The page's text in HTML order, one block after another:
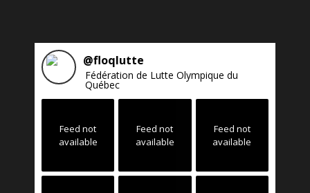
@floqlutte
Fédération de Lutte Olympique du
Québec
Feed not
available
Feed not
available
Feed not
available